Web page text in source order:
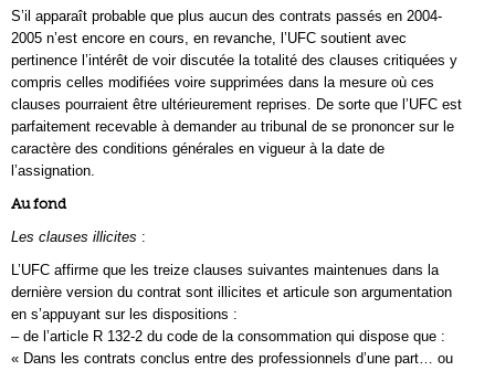
S’il apparaît probable que plus aucun des contrats passés en 2004-
2005 n’est encore en cours, en revanche, l’UFC soutient avec
pertinence l’intérêt de voir discutée la totalité des clauses critiquées y
compris celles modifiées voire supprimées dans la mesure où ces
clauses pourraient être ultérieurement reprises. De sorte que l’UFC est
parfaitement recevable à demander au tribunal de se prononcer sur le
caractère des conditions générales en vigueur à la date de
l’assignation.
Au fond
Les clauses illicites :
L’UFC affirme que les treize clauses suivantes maintenues dans la
dernière version du contrat sont illicites et articule son argumentation
en s’appuyant sur les dispositions :
– de l’article R 132-2 du code de la consommation qui dispose que :
« Dans les contrats conclus entre des professionnels d’une part… ou